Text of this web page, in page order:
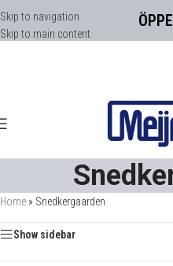
Skip to navigation
Skip to main content
Home » Snedkergaarden
Show sidebar